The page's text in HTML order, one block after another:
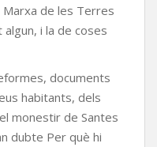
de les Terres
algun, i la de coses
documents
habitants, dels
monestir de Santes
dubte Per què hi